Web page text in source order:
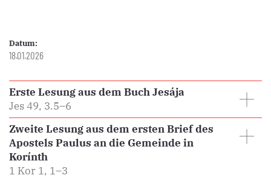
Datum:
18.01.2026
Erste Lesung aus dem Buch Jesája
Jes 49, 3.5–6
Zweite Lesung aus dem ersten Brief des
Apostels Paulus an die Gemeinde in
Korínth
1 Kor 1, 1–3